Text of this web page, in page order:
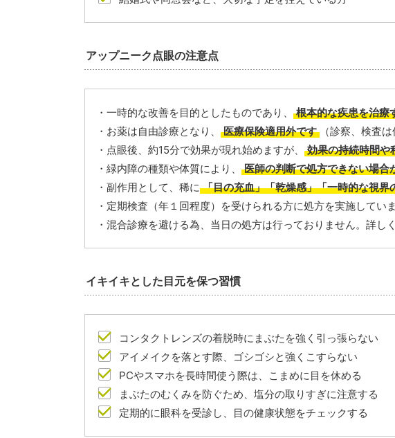
アップニーク点眼の注意点
・一時的な改善を目的としたものであり、
根本的な疾患を治療
・お薬は自由診療となり、
医療保険適用外です（診察、検査は
・点眼後、約15分で効果が現れ始めますが、
効果の持続時間や
・緑内障の種類や体質により、
医師の判断で処方できない場合
・副作用として、稀に 「目の充血」「乾燥感」「一時的な視界
・定期検査（年１回程度）を受けられる方に処方を実施してい
・混合診療を避ける為、当日の処方は行っておりません。詳し
イキイキとした目元を保つ習慣
コンタクトレンズの着脱時にまぶたを強く引っ張らない
アイメイクを落とす際、ゴシゴシと強くこすらない
PCやスマホを長時間使う際は、こまめに目を休める
まぶたのむくみを防ぐため、塩分の取りすぎに注意する
定期的に眼科を受診し、目の健康状態をチェックする